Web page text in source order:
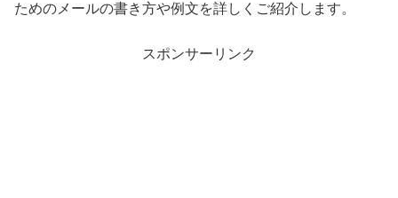
ためのメールの書き方や例文を詳しくご紹介します。
スポンサーリンク